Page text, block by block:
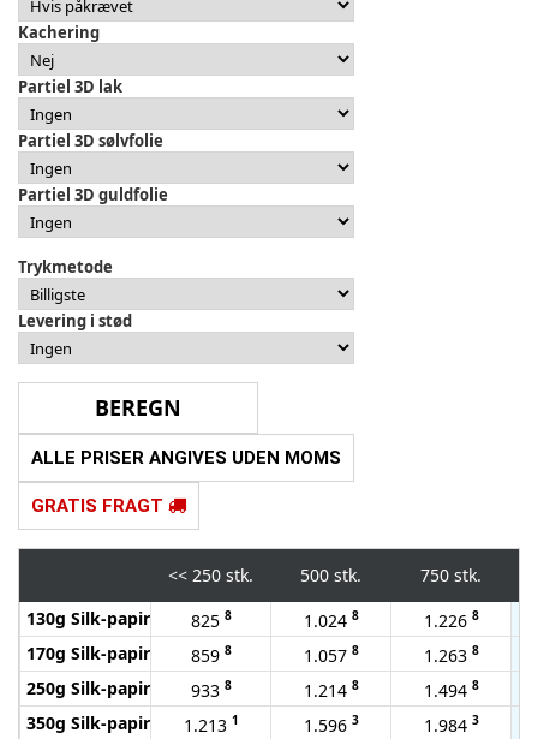
Kachering
Partiel 3D lak
Partiel 3D sølvfolie
Partiel 3D guldfolie
Trykmetode
Levering i stød
ALLE PRISER ANGIVES UDEN MOMS
GRATIS FRAGT
<< 250 stk. 500 stk. 750 stk.
130g Silk-papir
825 8 1.024 8 1.226 8
170g Silk-papir 859 8 1.057 8 1.263 8
250g Silk-papir 933 8 1.214 8 1.494 8
350g Silk-papir 1.213 1 1.596 3 1.984 3